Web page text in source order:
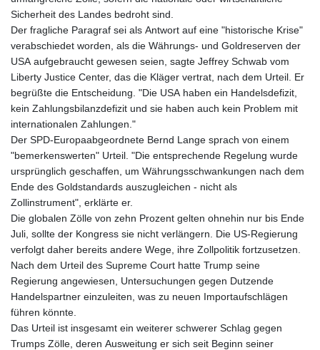
Sicherheit des Landes bedroht sind.
Der fragliche Paragraf sei als Antwort auf eine "historische Krise"
verabschiedet worden, als die Währungs- und Goldreserven der
USA aufgebraucht gewesen seien, sagte Jeffrey Schwab vom
Liberty Justice Center, das die Kläger vertrat, nach dem Urteil. Er
begrüßte die Entscheidung. "Die USA haben ein Handelsdefizit,
kein Zahlungsbilanzdefizit und sie haben auch kein Problem mit
internationalen Zahlungen."
Der SPD-Europaabgeordnete Bernd Lange sprach von einem
"bemerkenswerten" Urteil. "Die entsprechende Regelung wurde
ursprünglich geschaffen, um Währungsschwankungen nach dem
Ende des Goldstandards auszugleichen - nicht als
Zollinstrument", erklärte er.
Die globalen Zölle von zehn Prozent gelten ohnehin nur bis Ende
Juli, sollte der Kongress sie nicht verlängern. Die US-Regierung
verfolgt daher bereits andere Wege, ihre Zollpolitik fortzusetzen.
Nach dem Urteil des Supreme Court hatte Trump seine
Regierung angewiesen, Untersuchungen gegen Dutzende
Handelspartner einzuleiten, was zu neuen Importaufschlägen
führen könnte.
Das Urteil ist insgesamt ein weiterer schwerer Schlag gegen
Trumps Zölle, deren Ausweitung er sich seit Beginn seiner